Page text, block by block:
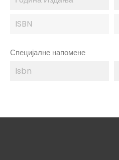
ISBN
Специјалне напомене
Isbn